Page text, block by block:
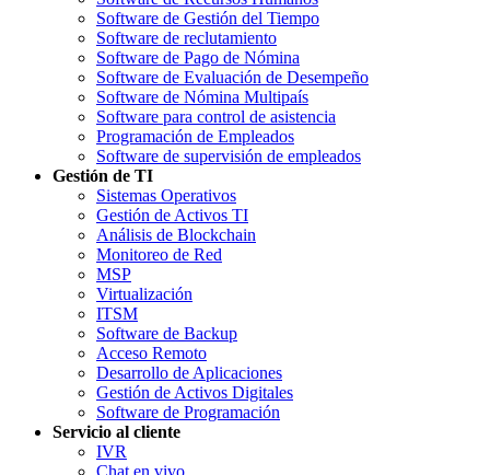
Software de Gestión del Tiempo
Software de reclutamiento
Software de Pago de Nómina
Software de Evaluación de Desempeño
Software de Nómina Multipaís
Software para control de asistencia
Programación de Empleados
Software de supervisión de empleados
Gestión de TI
Sistemas Operativos
Gestión de Activos TI
Análisis de Blockchain
Monitoreo de Red
MSP
Virtualización
ITSM
Software de Backup
Acceso Remoto
Desarrollo de Aplicaciones
Gestión de Activos Digitales
Software de Programación
Servicio al cliente
IVR
Chat en vivo